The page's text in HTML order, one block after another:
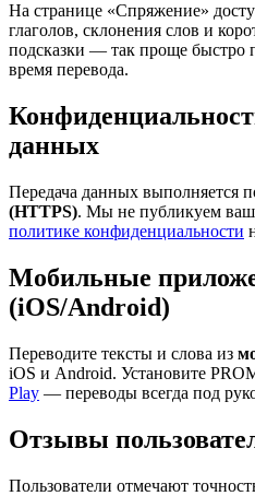
На странице «Спряжение»
глаголов, склонения слов и
подсказки — так проще
время перевода.
данных
Передача данных выполняется
(HTTPS). Мы не публикуем
политике конфиденциальности
Мобильные
(iOS/Android)
Переводите тексты и слова из
iOS и Android. Установите
Play — переводы всегда под
Отзывы
Пользователи отмечают